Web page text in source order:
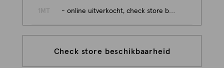
- online uitverkocht, check store beschikbaarheid
Check store beschikbaarheid